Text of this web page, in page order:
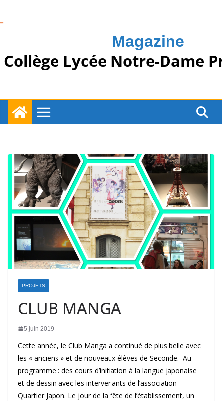
Magazine
Collège Lycée Notre-Dame
PROJETS
CLUB MANGA
5 juin 2019
Cette année, le Club Manga a continué de plus belle avec
les « anciens » et de nouveaux élèves de Seconde. Au
programme : des cours d’initiation à la langue japonaise
et de dessin avec les intervenants de l’association
Quartier Japon. Le jour de la fête de l’établissement, un